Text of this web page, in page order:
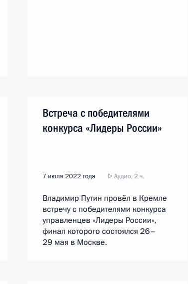
Встреча с победителями
конкурса «Лидеры России»
7 июля 2022 года Аудио, 2 ч.
Владимир Путин провёл в Кремле
встречу с победителями конкурса
управленцев «Лидеры России»,
финал которого состоялся 26–
29 мая в Москве.